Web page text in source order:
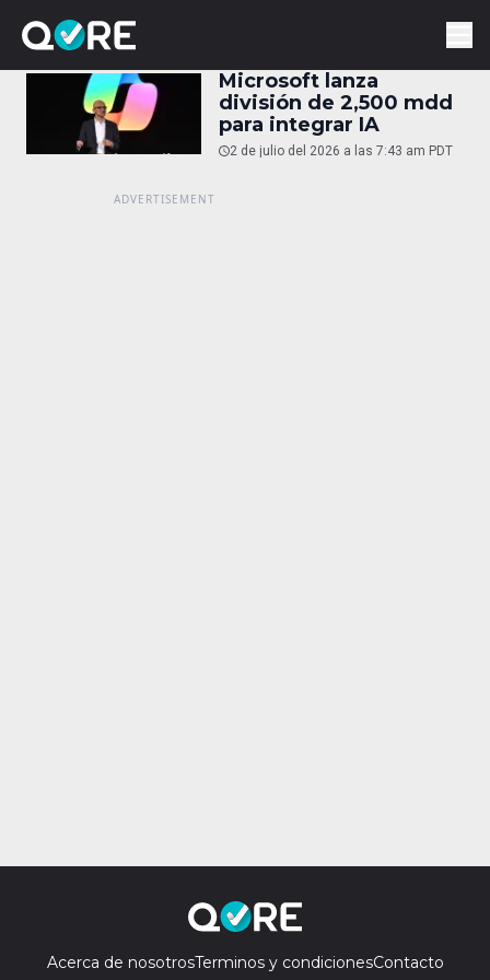
Microsoft lanza
división de 2,500 mdd
para integrar IA
2 de julio del 2026 a las 7:43 am PDT
Acerca de nosotrosTerminos y condicionesContacto